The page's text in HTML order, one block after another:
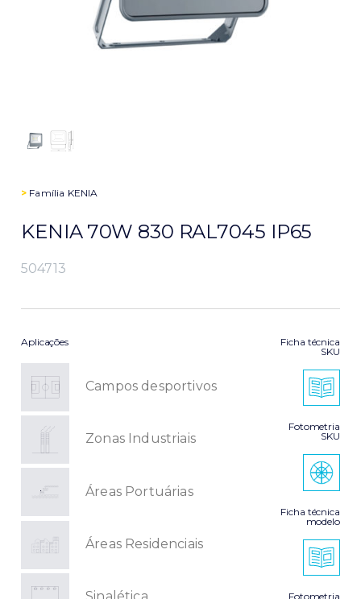
> Família KENIA
KENIA 70W 830 RAL7045 IP65
504713
Aplicações
Campos desportivos
Zonas Industriais
Áreas Portuárias
Áreas Residenciais
Ficha técnica
SKU
Fotometria
SKU
Ficha técnica
modelo
Fotometria